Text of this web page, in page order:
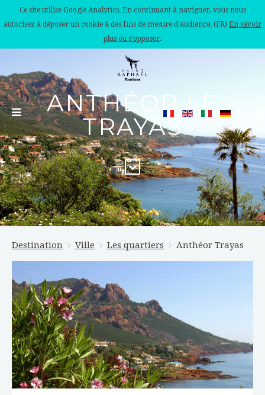
Ce site utilise Google Analytics. En continuant à naviguer, vous nous
autorisez à déposer un cookie à des fins de mesure d'audience. (FR) En savoir
plus ou s'opposer.
ANTHÉOR LE
TRAYAS
Destination Ville Les quartiers Anthéor Trayas